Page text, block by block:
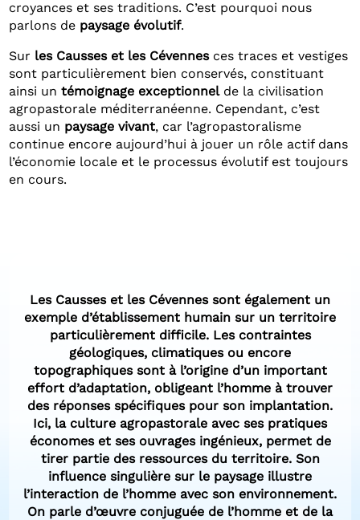
croyances et ses traditions. C’est pourquoi nous
parlons de paysage évolutif.
Sur les Causses et les Cévennesces traces et vestiges
sont particulièrement bien conservés, constituant
ainsi untémoignage exceptionnelde la civilisation
agropastorale méditerranéenne. Cependant, c’est
aussi un paysage vivant, car l’agropastoralisme
continue encore aujourd’hui à jouer un rôle actif dans
l’économie locale et le processus évolutif est toujours
en cours.
Les Causses et les Cévennes sont également un
exemple d’établissement humain sur un territoire
particulièrement difficile. Les contraintes
géologiques, climatiques ou encore
topographiques sont à l’origine d’un important
effort d’adaptation, obligeant l’homme à trouver
des réponses spécifiques pour son implantation.
Ici, la culture agropastorale avec ses pratiques
économes et ses ouvrages ingénieux, permet de
tirer partie des ressources du territoire. Son
influence singulière sur le paysage illustre
l’interaction de l’homme avec son environnement.
On parle d’œuvre conjuguée de l’homme et de la